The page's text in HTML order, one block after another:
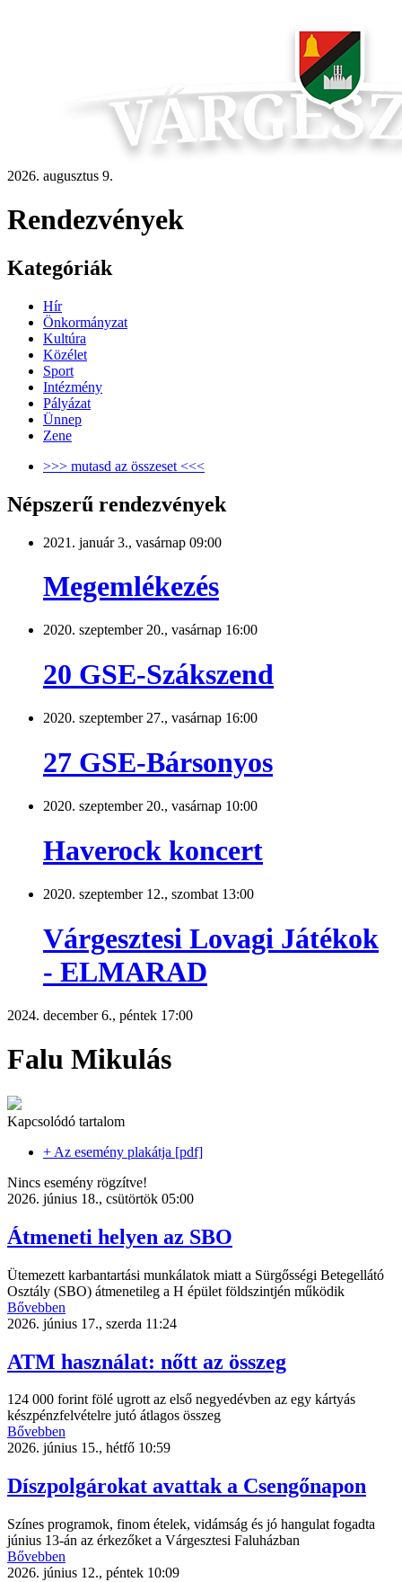
2026. augusztus 9.
Rendezvények
Kategóriák
Hír
Önkormányzat
Kultúra
Közélet
Sport
Intézmény
Pályázat
Ünnep
Zene
>>> mutasd az összeset <<<
Népszerű rendezvények
2021. január 3., vasárnap 09:00
Megemlékezés
2020. szeptember 20., vasárnap 16:00
20 GSE-Szákszend
2020. szeptember 27., vasárnap 16:00
27 GSE-Bársonyos
2020. szeptember 20., vasárnap 10:00
Haverock koncert
2020. szeptember 12., szombat 13:00
Várgesztesi Lovagi Játékok
- ELMARAD
2024. december 6., péntek 17:00
Falu Mikulás
Kapcsolódó tartalom
+ Az esemény plakátja [pdf]
Nincs esemény rögzítve!
2026. június 18., csütörtök 05:00
Átmeneti helyen az SBO
Ütemezett karbantartási munkálatok miatt a Sürgősségi Betegellátó
Osztály (SBO) átmenetileg a H épület földszintjén működik
Bővebben
2026. június 17., szerda 11:24
ATM használat: nőtt az összeg
124 000 forint fölé ugrott az első negyedévben az egy kártyás
készpénzfelvételre jutó átlagos összeg
Bővebben
2026. június 15., hétfő 10:59
Díszpolgárokat avattak a Csengőnapon
Színes programok, finom ételek, vidámság és jó hangulat fogadta
június 13-án az érkezőket a Várgesztesi Faluházban
Bővebben
2026. június 12., péntek 10:09